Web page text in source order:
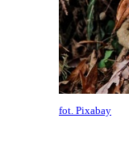
fot. Pixabay